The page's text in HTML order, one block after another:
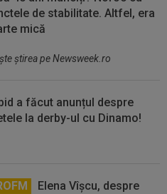
de stabilitate. Altfel, era
mică
ştirea pe Newsweek.ro
a făcut anunțul despre
la derby-ul cu Dinamo!
Elena Vîșcu, despre